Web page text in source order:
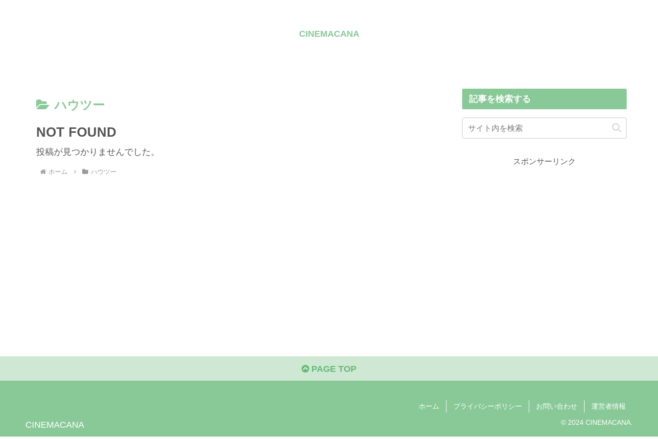
CINEMACANA
ハウツー
NOT FOUND
投稿が見つかりませんでした。
ホーム ハウツー
記事を検索する
スポンサーリンク
PAGE TOP
CINEMACANA
ホーム プライバシーポリシー お問い合わせ 運営者情報
© 2024 CINEMACANA.